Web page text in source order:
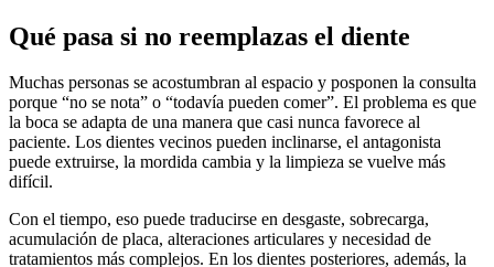
Qué pasa si no reemplazas el diente
Muchas personas se acostumbran al espacio y posponen la consulta
porque “no se nota” o “todavía pueden comer”. El problema es que
la boca se adapta de una manera que casi nunca favorece al
paciente. Los dientes vecinos pueden inclinarse, el antagonista
puede extruirse, la mordida cambia y la limpieza se vuelve más
difícil.
Con el tiempo, eso puede traducirse en desgaste, sobrecarga,
acumulación de placa, alteraciones articulares y necesidad de
tratamientos más complejos. En los dientes posteriores, además, la